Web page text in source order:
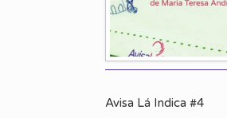
Avisa Lá Indica #4